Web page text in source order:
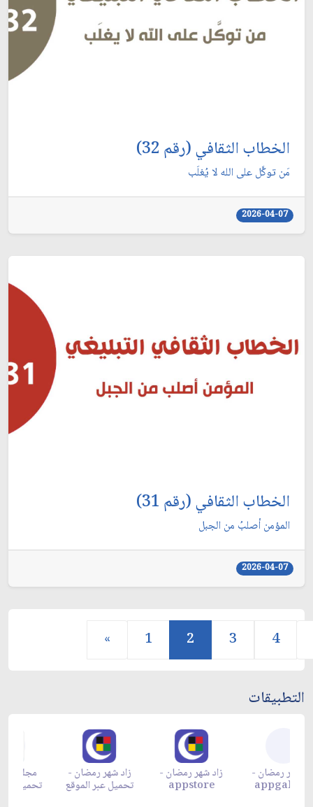
الخطاب الثقافي (رقم 32)
مَن توكَّل على الله لا يُغلَب
2026-04-07
الخطاب الثقافي (رقم 31)
المؤمن أصلبُ من الجبل
2026-04-07
« 1 2 3 4
التطبيقات
زاد شهر رمضان -
تحميل عبر الموقع
زاد شهر رمضان -
appstore
زاد شهر رمضان -
appgallery